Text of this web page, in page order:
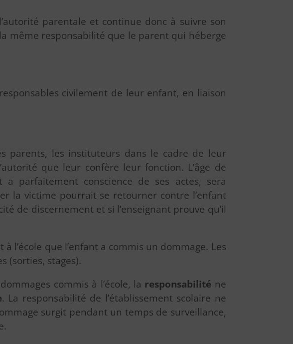
parentale et continue donc à suivre son
même responsabilité que le parent qui héberge
civilement de leur enfant, en liaison
parents, les instituteurs dans le cadre de leur
que leur confère leur fonction. L’âge de
a parfaitement conscience de ses actes, sera
la victime pourrait se retourner contre l’enfant
de discernement et si l’enseignant prouve qu’il
l’école que l’enfant a commis un dommage. Les
(sorties, stages).
commis à l’école, la responsabilité ne
. La responsabilité de l’établissement scolaire ne
surgit pendant un temps de surveillance,